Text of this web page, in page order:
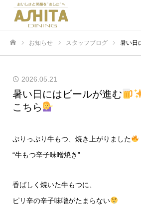
お知らせ スタッフブログ 暑い日
2026.05.21
暑い日にはビールが進む
こちら
ぷりっぷり牛もつ、焼き上がりました
“牛もつ辛子味噌焼き”
香ばしく焼いた牛もつに、
ピリ辛の辛子味噌がたまらない